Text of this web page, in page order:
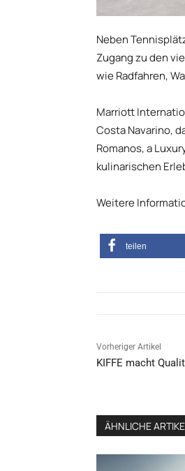
Neben
Zugang zu den
wie Radfahren,
Marriott
Costa Navarino,
Romanos, a
kulinarischen
Weitere
teilen
Vorheriger Artikel
KIFFE macht
ÄHNLICHE